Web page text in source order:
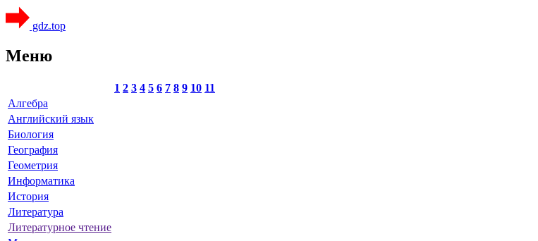
gdz.top
Меню
1 2 3 4 5 6 7 8 9 10 11
Алгебра
Английский язык
Биология
География
Геометрия
Информатика
История
Литература
Литературное чтение